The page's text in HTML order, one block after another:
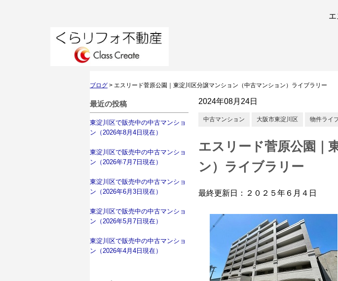
ブログ > エスリード菅原公園｜東淀川区分譲マンション（中古マンション）ライブラリー
最近の投稿
東淀川区で販売中の中古マンショ
ン（2026年8月4日現在）
東淀川区で販売中の中古マンショ
ン（2026年7月7日現在）
東淀川区で販売中の中古マンショ
ン（2026年6月3日現在）
東淀川区で販売中の中古マンショ
ン（2026年5月7日現在）
東淀川区で販売中の中古マンショ
ン（2026年4月4日現在）
2024年08月24日
中古マンション 大阪市東淀川区 物件ライ
エスリード菅原公園｜
ン）ライブラリー
最終更新日：２０２５年６月４日